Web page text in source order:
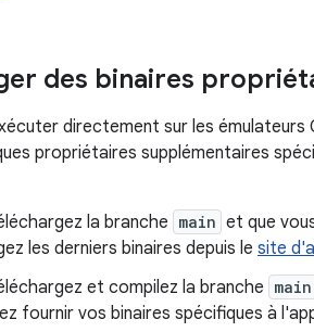
des binaires
directement sur les
propriétaires supplémentaires
la branche main et que
les derniers binaires depuis le site
et compilez la branche main
fournir vos binaires spécifiques à